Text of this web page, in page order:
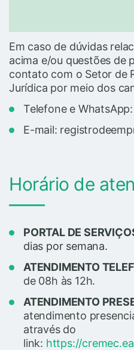
Em caso de dúvidas
acima e/ou questões de
contato com o Setor de
Jurídica por meio dos
Telefone e WhatsApp:
E-mail:
Horário de
PORTAL DE
dias por semana.
ATENDIMENTO
de 08h às 12h.
ATENDIMENTO
atendimento
através do
link: https://